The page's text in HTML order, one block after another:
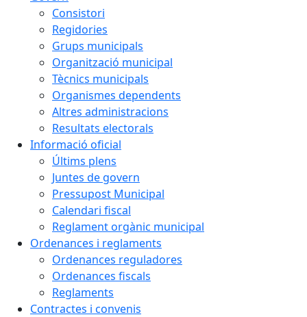
Consistori
Regidories
Grups municipals
Organització municipal
Tècnics municipals
Organismes dependents
Altres administracions
Resultats electorals
Informació oficial
Últims plens
Juntes de govern
Pressupost Municipal
Calendari fiscal
Reglament orgànic municipal
Ordenances i reglaments
Ordenances reguladores
Ordenances fiscals
Reglaments
Contractes i convenis